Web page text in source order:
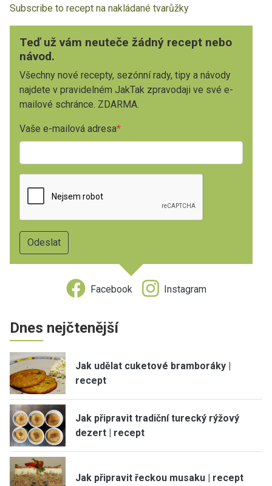
Subscribe to recept na nakládané tvarůžky
Teď už vám neuteče žádný recept nebo
návod.
Všechny nové recepty, sezónní rady, tipy a návody
najdete v pravidelném JakTak zpravodaji ve své e-
mailové schránce. ZDARMA.
Vaše e-mailová adresa
Facebook Instagram
Dnes nejčtenější
Jak udělat cuketové bramboráky |
recept
Jak připravit tradiční turecký rýžový
dezert | recept
Jak připravit řeckou musaku | recept